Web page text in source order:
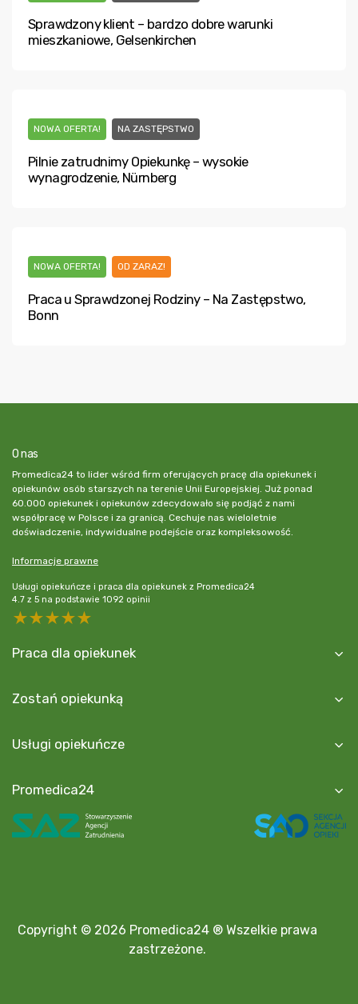
Sprawdzony klient – bardzo dobre warunki
mieszkaniowe, Gelsenkirchen
NOWA OFERTA! NA ZASTĘPSTWO
Pilnie zatrudnimy Opiekunkę – wysokie
wynagrodzenie, Nürnberg
NOWA OFERTA! OD ZARAZ!
Praca u Sprawdzonej Rodziny – Na Zastępstwo,
Bonn
O nas
Promedica24 to lider wśród firm oferujących pracę dla opiekunek i
opiekunów osób starszych na terenie Unii Europejskiej. Już ponad
60.000 opiekunek i opiekunów zdecydowało się podjąć z nami
współpracę w Polsce i za granicą. Cechuje nas wieloletnie
doświadczenie, indywidualne podejście oraz kompleksowość.
Informacje prawne
Usługi opiekuńcze i praca dla opiekunek z Promedica24
4.7 z 5 na podstawie 1092 opinii
5 stars
4 stars
3 stars
2 stars
Praca dla opiekunek
Zostań opiekunką
Usługi opiekuńcze
Promedica24
Copyright © 2026 Promedica24 ® Wszelkie prawa
zastrzeżone.